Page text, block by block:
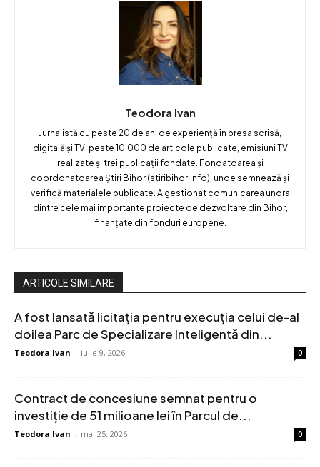
Teodora Ivan
Jurnalistă cu peste 20 de ani de experiență în presa scrisă,
digitală și TV: peste 10.000 de articole publicate, emisiuni TV
realizate și trei publicații fondate. Fondatoarea și
coordonatoarea Știri Bihor (stiribihor.info), unde semnează și
verifică materialele publicate. A gestionat comunicarea unora
dintre cele mai importante proiecte de dezvoltare din Bihor,
finanțate din fonduri europene.
ARTICOLE SIMILARE
A fost lansată licitația pentru execuția celui de-al
doilea Parc de Specializare Inteligentă din...
Teodora Ivan - iulie 9, 2026 0
Contract de concesiune semnat pentru o
investiție de 51 milioane lei în Parcul de...
Teodora Ivan - mai 25, 2026 0